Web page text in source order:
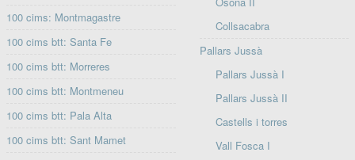
100 cims: Montmagastre
100 cims btt: Santa Fe
100 cims btt: Morreres
100 cims btt: Montmeneu
100 cims btt: Pala Alta
100 cims btt: Sant Mamet
Collsacabra
Pallars Jussà
Pallars Jussà I
Pallars Jussà II
Castells i torres
Vall Fosca I